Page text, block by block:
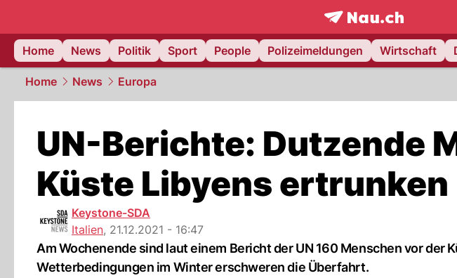
frontpage.NAU.ch
Home
News Politik Sport People Polizeimeldungen Wirtschaft
Home News Europa
UN-Berichte: Dutzende
Küste Libyens ertrunken
Keystone-SDA
Italien, 21.12.2021 - 16:47
Am Wochenende sind laut einem Bericht der UN 160 Menschen vor der
Wetterbedingungen im Winter erschweren die Überfahrt.